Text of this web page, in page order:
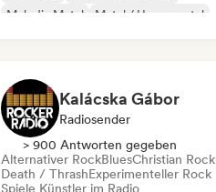
Melodic Metal
Metal / Heavy metal
Kalácska Gábor
Radiosender
> 900 Antworten gegeben
Alternativer RockBluesChristian Rock
Death / ThrashExperimenteller Rock
Spiele Künstler im Radio